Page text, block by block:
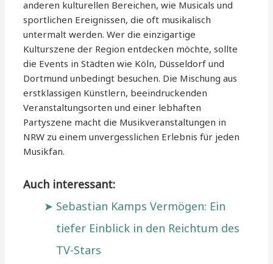
anderen kulturellen Bereichen, wie Musicals und
sportlichen Ereignissen, die oft musikalisch
untermalt werden. Wer die einzigartige
Kulturszene der Region entdecken möchte, sollte
die Events in Städten wie Köln, Düsseldorf und
Dortmund unbedingt besuchen. Die Mischung aus
erstklassigen Künstlern, beeindruckenden
Veranstaltungsorten und einer lebhaften
Partyszene macht die Musikveranstaltungen in
NRW zu einem unvergesslichen Erlebnis für jeden
Musikfan.
Auch interessant:
Sebastian Kamps Vermögen: Ein
tiefer Einblick in den Reichtum des
TV-Stars